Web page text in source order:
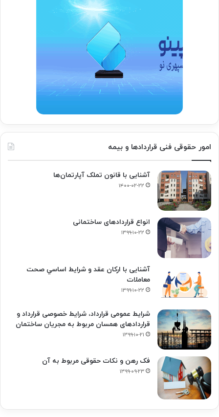
امور حقوقی فنی قراردادها و بیمه
آشنایی با قانون تملک آپارتمان‌ها
۱۴۰۰-۰۲-۲۲
انواع قراردادهای ساختمانی
۱۳۹۹-۱۰-۲۲
آشنایی با ارکان عقد و شرايط اساسي صحت
معاملات
۱۳۹۹-۱۰-۲۲
شرایط عمومی قرارداد، شرایط خصوصی قرارداد و
قراردادهای همسان مربوط به مجریان ساختمان
۱۳۹۹-۱۰-۲۱
فک‌ رهن و نکات حقوقی مربوط به آن
۱۳۹۹-۰۹-۲۳